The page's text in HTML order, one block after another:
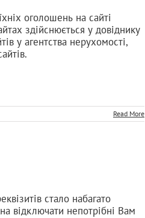
оголошень на сайті
здійснюється у довіднику
у агентства нерухомості,
Read More
стало набагато
відключати непотрібні Вам